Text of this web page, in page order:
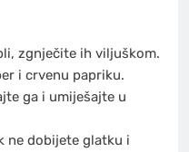
zgnječite ih viljuškom.
i crvenu papriku.
ga i umiješajte u
ne dobijete glatku i